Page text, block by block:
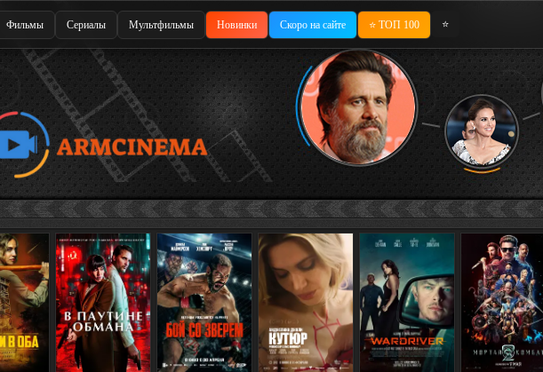
Фильмы Сериалы Мультфильмы Новинки Скоро на сайте ⭐ ТОП 100 ⭐